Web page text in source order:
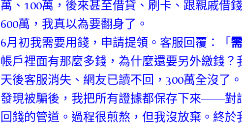
萬、100萬，後來甚至借貸、刷卡、跟親戚借
600萬，我真以為要翻身了。
6月初我需要用錢，申請提領。客服回覆：「
帳戶裡面有那麼多錢，為什麼還要另外繳錢
天後客服消失、網友已讀不回，300萬全沒了
發現被騙後，我把所有證據都保存下來——對
回錢的管道。過程很煎熬，但我沒放棄。終